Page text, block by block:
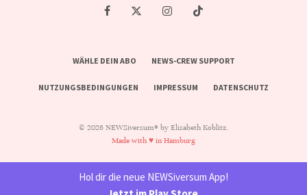
WÄHLE DEIN ABO NEWS-CREW SUPPORT
NUTZUNGSBEDINGUNGEN IMPRESSUM DATENSCHUTZ
© 2026 NEWSiversum® by Elisabeth Koblitz.
Made with ♥ in Hamburg
Hol dir die neue NEWSiversum App!